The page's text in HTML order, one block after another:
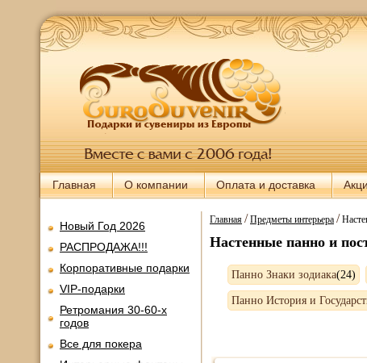
Главная О компании Оплата и доставка
Новый Год 2026
РАСПРОДАЖА!!!
Корпоративные подарки
VIP-подарки
Ретромания 30-60-х
годов
Все для покера
Главная/Предметы интерьера/
Настенные панно и
Панно Знаки зодиака(24)
Панно История и